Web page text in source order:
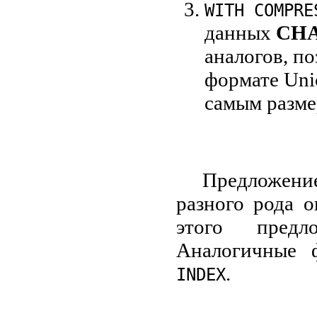
WITH
данных
аналогов,
формате
самым
разного рода
этого
Аналогичные
INDEX.